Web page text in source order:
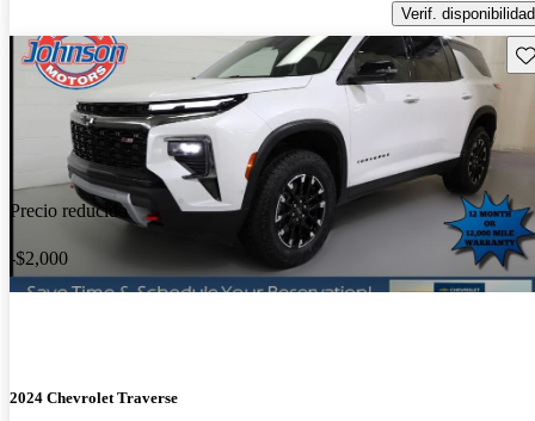
Verif. disponibilidad
Precio reducido
-$2,000
2024 Chevrolet Traverse